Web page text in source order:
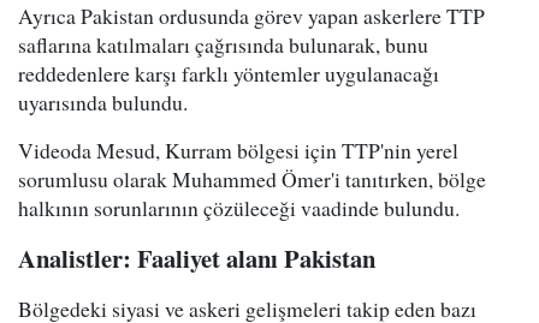
Ayrıca Pakistan ordusunda görev yapan askerlere TTP
saflarına katılmaları çağrısında bulunarak, bunu
reddedenlere karşı farklı yöntemler uygulanacağı
uyarısında bulundu.
Videoda Mesud, Kurram bölgesi için TTP'nin yerel
sorumlusu olarak Muhammed Ömer'i tanıtırken, bölge
halkının sorunlarının çözüleceği vaadinde bulundu.
Analistler: Faaliyet alanı Pakistan
Bölgedeki siyasi ve askeri gelişmeleri takip eden bazı